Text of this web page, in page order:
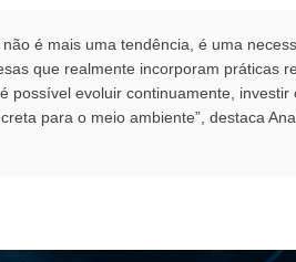
é mais uma tendência, é uma
que realmente incorporam práticas
possível evoluir continuamente, investir
para o meio ambiente”, destaca